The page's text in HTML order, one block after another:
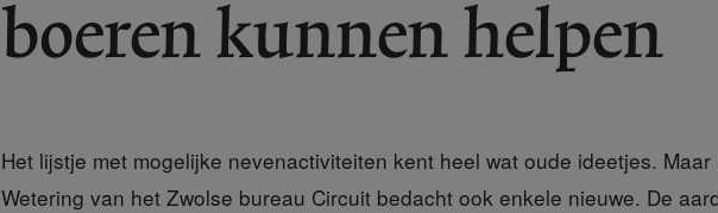
boeren kunnen helpen
Het lijstje met mogelijke nevenactiviteiten kent heel wat oude ideetjes.
Wetering van het Zwolse bureau Circuit bedacht ook enkele nieuwe. De